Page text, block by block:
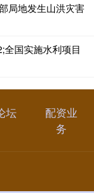
局地发生山洪灾害
国实施水利项目
坛
配资业
务